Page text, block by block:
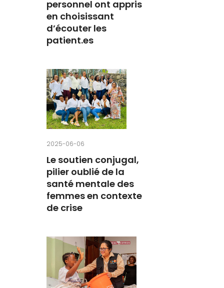
personnel ont appris
en choisissant
d’écouter les
patient.es
2025-06-06
Le soutien conjugal,
pilier oublié de la
santé mentale des
femmes en contexte
de crise